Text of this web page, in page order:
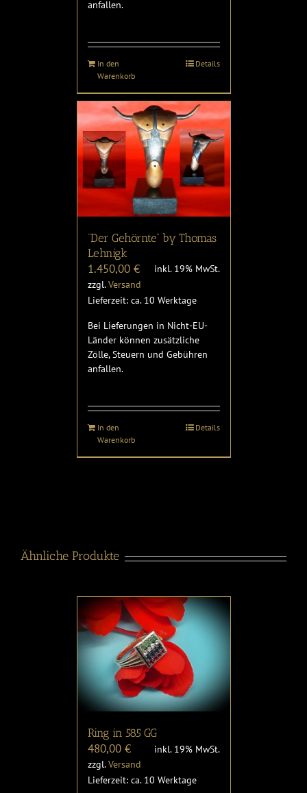
anfallen.
In den
Warenkorb
Details
“Der Gehörnte” by Thomas
Lehnigk
1.450,00 €
inkl. 19% MwSt.
zzgl.Versand
Lieferzeit: ca. 10 Werktage
Bei Lieferungen in Nicht-EU-
Länder können zusätzliche
Zölle, Steuern und Gebühren
anfallen.
In den
Warenkorb
Details
Ähnliche Produkte
Ring in 585 GG
480,00 €
inkl. 19% MwSt.
zzgl.Versand
Lieferzeit: ca. 10 Werktage